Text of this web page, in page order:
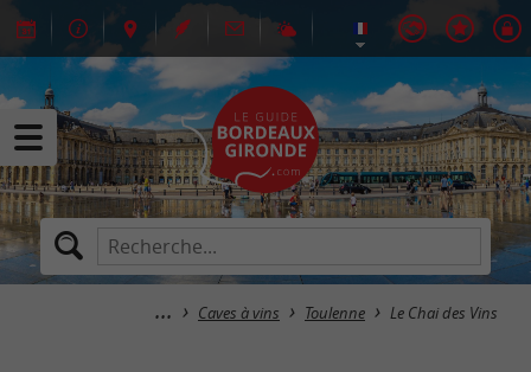
Caves à vins Toulenne Le Chai des Vins